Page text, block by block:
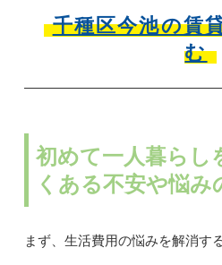
千種区今池の賃
む
初めて一人暮らし
くある不安や悩み
まず、生活費用の悩みを解消す